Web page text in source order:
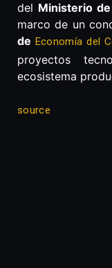
del Ministerio
marco de un
de Economía del
proyectos
ecosistema
source